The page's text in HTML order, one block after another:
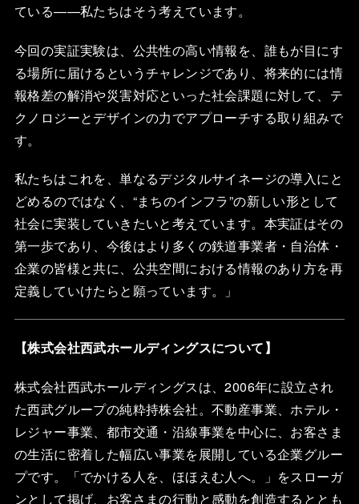
ている——私たちはそう考えています。
今回の実証実験は、公共性の高い情報を、誰もが目にす
る場所に届けるというチャレンジであり、将来的には情
報格差の解消や災害対応といった社会課題に対して、テ
クノロジーとデザインの力でアプローチする取り組みで
す。
私たちはこれを、単なるデジタルサイネージの導入にと
どめるのではなく、“まちのインフラ”の新しい形として
社会に実装していきたいと考えています。本実証はその
第一歩であり、今後はより多くの鉄道事業者・自治体・
企業の皆様と共に、公共空間における情報のあり方を再
定義していけたらと願っています。」
【株式会社西武ホールディングスについて】
株式会社西武ホールディングスは、2006年に設立され
た西武グループの純粋持株会社。不動産事業、ホテル・
レジャー事業、都市交通・沿線事業を中心に、お客さま
の生活に密着した幅広い事業を展開している企業グルー
プです。「でかける人を、ほほえむ人へ。」をスローガ
ンとして掲げ、お客さまの行動と感動を創造するととも